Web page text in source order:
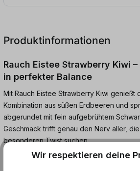
Produktinformationen
Rauch Eistee Strawberry Kiwi
in perfekter Balance
Mit Rauch Eistee Strawberry Kiwi genießt
Kombination aus süßen Erdbeeren und
abgerundet mit fein aufgebrühtem
Geschmack trifft genau den Nerv aller,
besonderen Twist suchen.
Wir respektieren deine